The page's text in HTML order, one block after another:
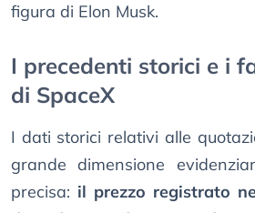
figura di Elon Musk.
I precedenti storici e i
di SpaceX
I dati storici relativi alle
grande dimensione
precisa: il prezzo registrato